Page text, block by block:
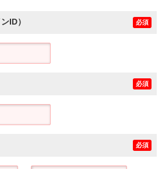
ID） 必須
必須
必須